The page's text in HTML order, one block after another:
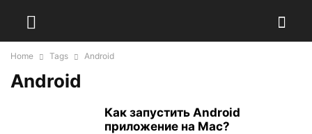
Home Tags Android
Android
Как запустить Android
приложение на Mac?